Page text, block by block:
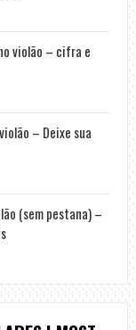
violão – cifra e
– Deixe sua
(sem pestana) –